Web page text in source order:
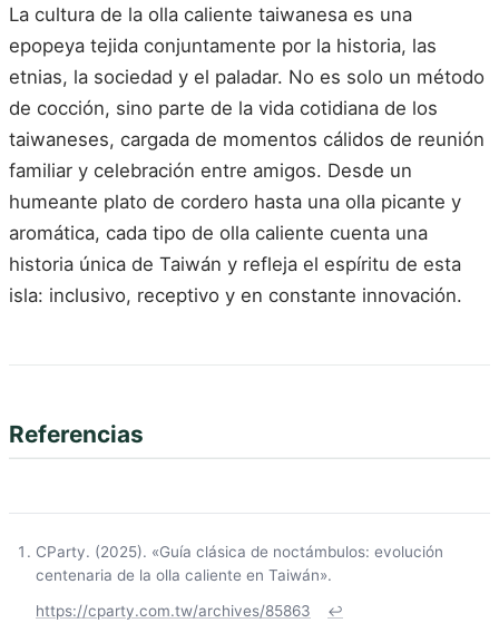
La cultura de la olla caliente taiwanesa es una
epopeya tejida conjuntamente por la historia, las
etnias, la sociedad y el paladar. No es solo un método
de cocción, sino parte de la vida cotidiana de los
taiwaneses, cargada de momentos cálidos de reunión
familiar y celebración entre amigos. Desde un
humeante plato de cordero hasta una olla picante y
aromática, cada tipo de olla caliente cuenta una
historia única de Taiwán y refleja el espíritu de esta
isla: inclusivo, receptivo y en constante innovación.
Referencias
CParty. (2025). «Guía clásica de noctámbulos: evolución
centenaria de la olla caliente en Taiwán».
https://cparty.com.tw/archives/85863
↩